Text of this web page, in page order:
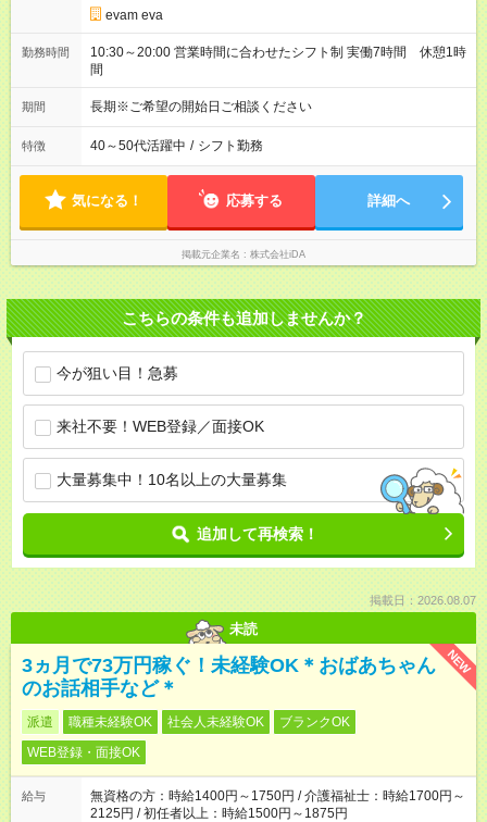
evam eva
勤務時間
10:30～20:00 営業時間に合わせたシフト制 実働7時間 休憩1時
間
期間 長期※ご希望の開始日ご相談ください
特徴 40～50代活躍中 / シフト勤務
気になる！ 応募する 詳細へ
掲載元企業名 株式会社iDA
こちらの条件も追加しませんか？
今が狙い目！急募
来社不要！WEB登録／面接OK
大量募集中！10名以上の大量募集
追加して再検索！
掲載日：2026.08.07
未読
NEW
3ヵ月で73万円稼ぐ！未経験OK＊おばあちゃん
のお話相手など＊
派遣 職種未経験OK 社会人未経験OK
ブランクOK
WEB登録・面接OK
給与
無資格の方：時給1400円～1750円 / 介護福祉士：時給1700円～
2125円 / 初任者以上：時給1500円～1875円